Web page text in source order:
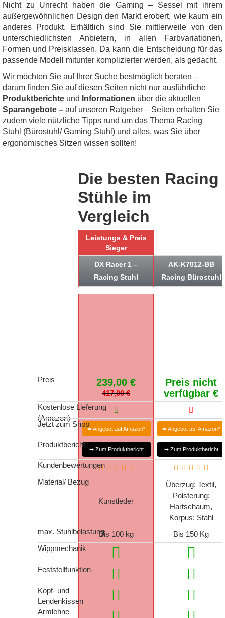
Nicht zu Unrecht haben die Gaming – Sessel mit ihrem
außergewöhnlichen Design den Markt erobert, wie kaum ein
anderes Produkt. Erhältlich sind Sie mittlerweile von den
unterschiedlichsten Anbietern, in allen Farbvariationen,
Formen und Preisklassen. Da kann die Entscheidung für das
passende Modell mitunter komplizierter werden, als gedacht.
Wir möchten Sie auf Ihrer Suche bestmöglich beraten –
darum finden Sie auf diesen Seiten nicht nur ausführliche
Produktberichte und Informationen über die aktuellen
Sparangebote – auf unseren Ratgeber – Seiten erhalten Sie
zudem viele nützliche Tipps rund um das Thema Racing
Stuhl (Bürostuhl/ Gaming Stuhl) und alles, was Sie über
ergonomisches Sitzen wissen sollten!
Die besten Racing
Stühle im
Vergleich
Leistungs & Preis
Sieger
DX Racer 1 –
Racing Stuhl
AK-K7012-BB
Racing Bürostuhl
Preis 239,00 €
417,00 €
Preis nicht
verfügbar €
Kostenlose Lieferung
(Amazon)
Jetzt zum Shop
➥ Angebot auf Amazon* ➥ Angebot auf Amazon*
Produktbericht
➥ Zum Produktbericht ➥ Zum Produktbericht
Kundenbewertungen
Material/ Bezug
Kunstleder
Überzug: Textil,
Polsterung:
Hartschaum,
Korpus: Stahl
max. StuhlbelastungBis 100 kg
Bis 150 Kg
Wippmechanik
Feststellfunktion
Kopf- und
Lendenkissen
Armlehne